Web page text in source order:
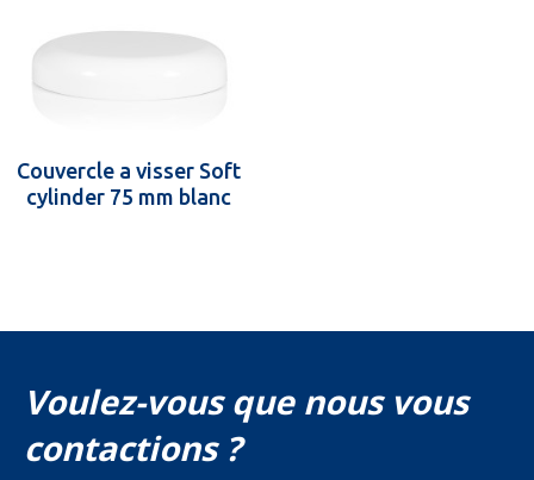
Couvercle a visser Soft
cylinder 75 mm blanc
Voulez-vous que nous vous
contactions ?